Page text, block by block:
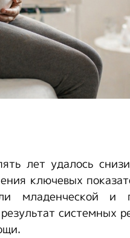
лет удалось
ключевых
младенческой и
системных